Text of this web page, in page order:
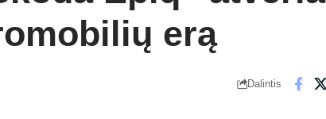
erą
Dalintis